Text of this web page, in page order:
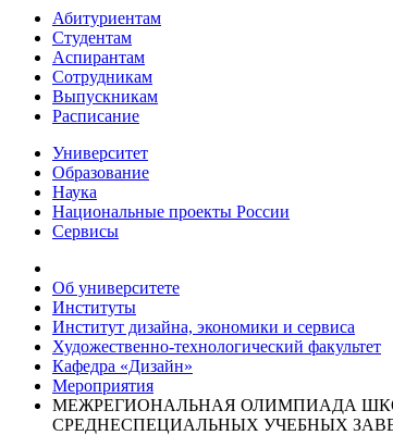
Абитуриентам
Студентам
Аспирантам
Сотрудникам
Выпускникам
Расписание
Университет
Образование
Наука
Национальные проекты России
Сервисы
Об университете
Институты
Институт дизайна, экономики и сервиса
Художественно-технологический факультет
Кафедра «Дизайн»
Мероприятия
МЕЖРЕГИОНАЛЬНАЯ ОЛИМПИАДА
СРЕДНЕСПЕЦИАЛЬНЫХ УЧЕБНЫХ